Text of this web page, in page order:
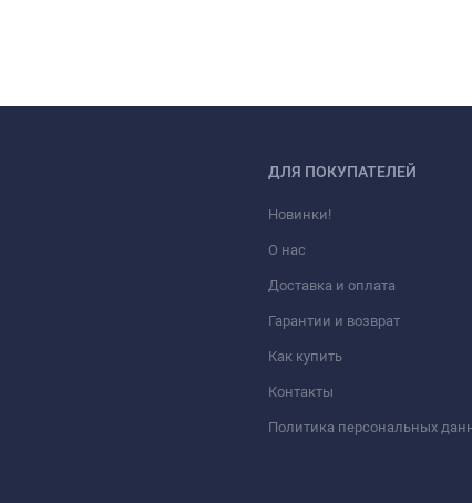
ДЛЯ ПОКУПАТЕЛЕЙ
Новинки!
О нас
Доставка и оплата
Гарантии и возврат
Как купить
Контакты
Политика персональных